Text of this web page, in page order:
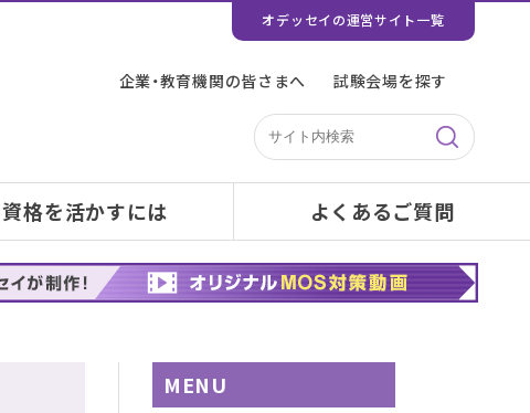
オデッセイの運営サイト一覧
企業・教育機関の皆さまへ 試験会場を探す
資格を活かすには よくあるご質問
MENU